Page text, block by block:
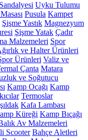
Uyku Tulumu
Pusula Kampet
Şişme Yastık Magnezyum
Şişme Yatak Çadır
Malzemeleri Spor
ve Halter Ürünleri
Ürünleri Valiz ve
Çanta Matara
ve Soğutucu
Kamp Ocağı Kamp
Termoslar
Kafa Lambası
Küreği Kamp Bıçağı
Av Malzemeleri
Scooter Bahçe Aletleri